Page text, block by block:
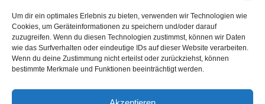
Um dir ein optimales Erlebnis zu bieten, verwenden wir Technologien wie
Cookies, um Geräteinformationen zu speichern und/oder darauf
zuzugreifen. Wenn du diesen Technologien zustimmst, können wir Daten
wie das Surfverhalten oder eindeutige IDs auf dieser Website verarbeiten.
Wenn du deine Zustimmung nicht erteilst oder zurückziehst, können
bestimmte Merkmale und Funktionen beeinträchtigt werden.